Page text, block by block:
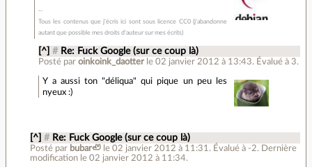
Tous les contenus que j'écris ici sont sous licence CC0 (j'abandonne
autant que possible mes droits d'auteur sur mes écrits)
[^] # Re: Fuck Google (sur ce coup là)
Posté paroinkoink_daotter le 02 janvier 2012 à 13:43. Évalué à 3.
Y a aussi ton "déliqua" qui pique un peu les
nyeux :)
[^] # Re: Fuck Google (sur ce coup là)
Posté par bubar🦥 le 02 janvier 2012 à 11:31 . Évalué à -2. Dernière
modification le 02 janvier 2012 à 11:34.